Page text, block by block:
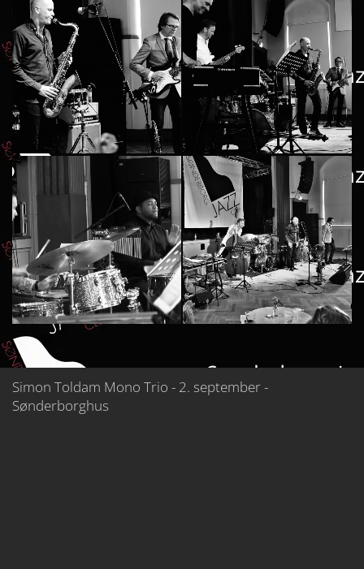
Simon Toldam Mono Trio - 2. september -
Sønderborghus